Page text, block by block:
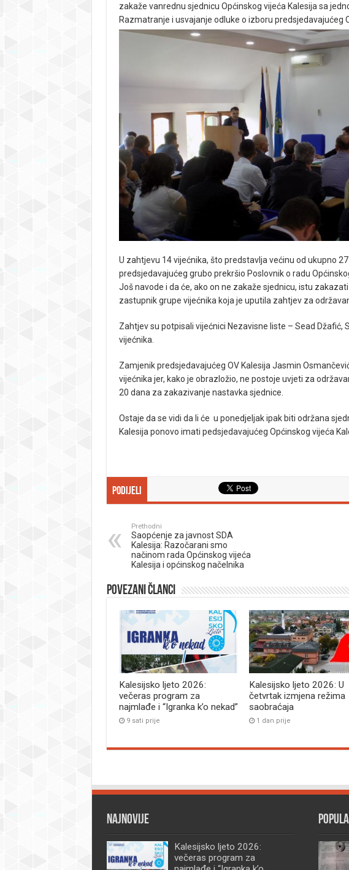
zakaže vanrednu sjednicu Općinskog vijeća Kalesija sa
Razmatranje i usvajanje odluke o izboru predsjedavajućeg
U zahtjevu 14 vijećnika, što predstavlja većinu od ukupno
predsjedavajućeg grubo prekršio Poslovnik o radu
Još navode i da će, ako on ne zakaže sjednicu, istu
zastupnik grupe vijećnika koja je uputila zahtjev za
Zahtjev su potpisali vijećnici Nezavisne liste – Sead Džafić,
vijećnika.
Zamjenik predsjedavajućeg OV Kalesija Jasmin
vijećnika jer, kako je obrazložio, ne postoje uvjeti za
20 dana za zakazivanje nastavka sjednice.
Ostaje da se vidi da li će u ponedjeljak ipak biti održana
Kalesija ponovo imati pedsjedavajućeg Općinskog vijeća
Podijeli
Prethodni
Saopćenje za javnost SDA
Kalesija: Razočarani smo
načinom rada Općinskog vijeća
Kalesija i općinskog načelnika
Povezani članci
Kalesijsko ljeto 2026:
večeras program za
najmlađe i “Igranka k’o nekad”
9 sati prije
Kalesijsko ljeto 2026: U
četvrtak izmjena režima
saobraćaja
1 dan prije
Najnovije
Kalesijsko ljeto 2026:
večeras program za